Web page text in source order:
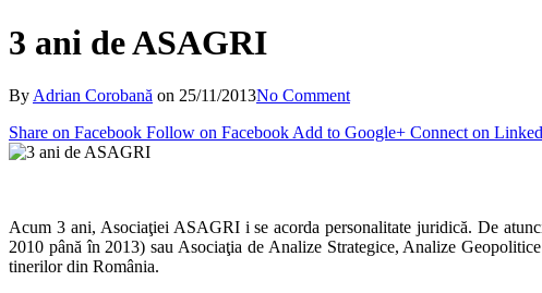
3 ani de ASAGRI
By Adrian Corobană on 25/11/2013No Comment
Share on Facebook Follow on Facebook Add to Google+ Connect on
Acum 3 ani, Asociaţiei ASAGRI i se acorda personalitate juridică. De
2010 până în 2013) sau Asociaţia de Analize Strategice, Analize
tinerilor din România.